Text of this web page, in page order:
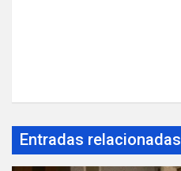
Entradas relacionadas